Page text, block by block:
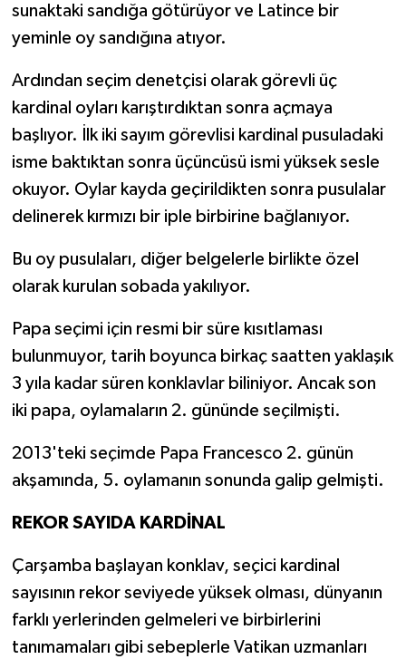
sunaktaki sandığa götürüyor ve Latince bir
yeminle oy sandığına atıyor.
Ardından seçim denetçisi olarak görevli üç
kardinal oyları karıştırdıktan sonra açmaya
başlıyor. İlk iki sayım görevlisi kardinal pusuladaki
isme baktıktan sonra üçüncüsü ismi yüksek sesle
okuyor. Oylar kayda geçirildikten sonra pusulalar
delinerek kırmızı bir iple birbirine bağlanıyor.
Bu oy pusulaları, diğer belgelerle birlikte özel
olarak kurulan sobada yakılıyor.
Papa seçimi için resmi bir süre kısıtlaması
bulunmuyor, tarih boyunca birkaç saatten yaklaşık
3 yıla kadar süren konklavlar biliniyor. Ancak son
iki papa, oylamaların 2. gününde seçilmişti.
2013'teki seçimde Papa Francesco 2. günün
akşamında, 5. oylamanın sonunda galip gelmişti.
REKOR SAYIDA KARDİNAL
Çarşamba başlayan konklav, seçici kardinal
sayısının rekor seviyede yüksek olması, dünyanın
farklı yerlerinden gelmeleri ve birbirlerini
tanımamaları gibi sebeplerle Vatikan uzmanları